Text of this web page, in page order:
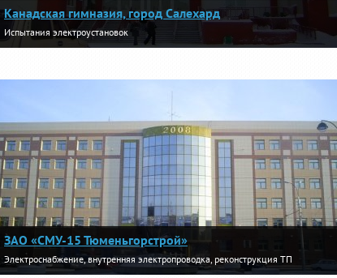
Канадская гимназия, город Салехард
Испытания электроустановок
ЗАО «СМУ-15 Тюменьгорстрой»
Электроснабжение, внутренняя электропроводка, реконструкция ТП